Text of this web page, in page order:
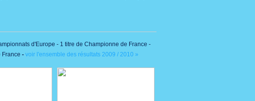
d'Europe - 1 titre de Championne de France -
France - voir l'ensemble des résultats 2009 / 2010 »